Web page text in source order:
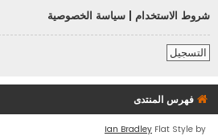
شروط الاستخدام
سياسة الخصوصية
التسجيل
فهرس المنتدى
Flat Style by
Ian Bradley